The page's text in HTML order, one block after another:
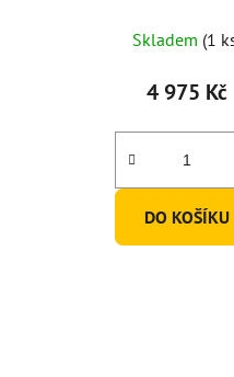
Skladem (1
4 975 Kč
DO KOŠÍKU